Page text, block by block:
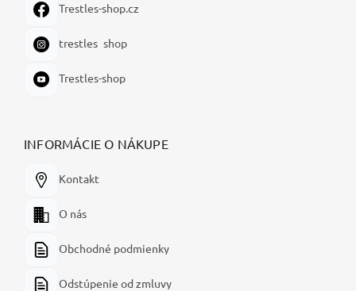
Trestles-shop.cz
trestles_shop
Trestles-shop
INFORMÁCIE O NÁKUPE
Kontakt
O nás
Obchodné podmienky
Odstúpenie od zmluvy